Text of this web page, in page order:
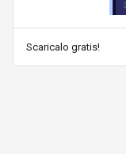
Scaricalo gratis!